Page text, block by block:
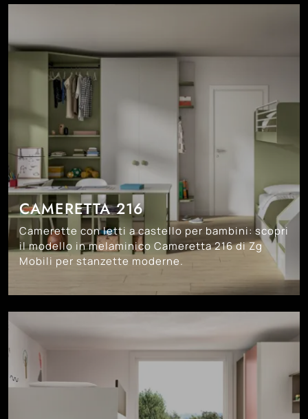
CAMERETTA 216
Camerette con letti a castello per bambini: scopri
il modello in melaminico Cameretta 216 di Zg
Mobili per stanzette moderne.